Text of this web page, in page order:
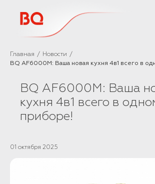
Главная
Новости
BQ AF6000M: Ваша новая кухня 4в1 всего в
BQ AF6000M: Ваша
кухня 4в1 всего в
приборе!
01 октября 2025